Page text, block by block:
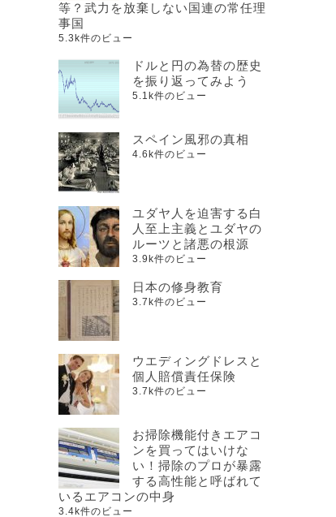
等？武力を放棄しない国連の常任理
事国
5.3k件のビュー
ドルと円の為替の歴史
を振り返ってみよう
5.1k件のビュー
スペイン風邪の真相
4.6k件のビュー
ユダヤ人を迫害する白
人至上主義とユダヤの
ルーツと諸悪の根源
3.9k件のビュー
日本の修身教育
3.7k件のビュー
ウエディングドレスと
個人賠償責任保険
3.7k件のビュー
お掃除機能付きエアコ
ンを買ってはいけな
い！掃除のプロが暴露
する高性能と呼ばれて
いるエアコンの中身
3.4k件のビュー